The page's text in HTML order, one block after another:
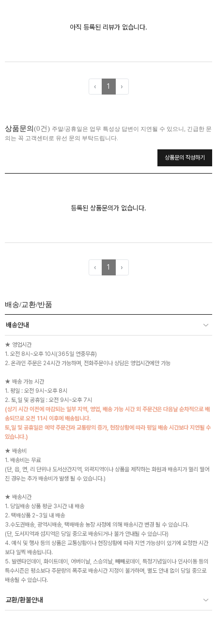
아직 등록된 리뷰가 없습니다.
‹ 1 ›
상품문의 (0건) 주말/공휴일은 업무 특성상 답변이 지연될 수 있으니, 긴급한 문
의는 꼭 고객센터로 유선 문의 부탁드립니다.
상품문의 작성하기
등록된 상품문의가 없습니다.
‹ 1 ›
배송/교환/반품
배송안내
★ 영업시간
1. 오전 8시~오후 10시(365일 연중무휴)
2. 온라인 주문은 24시간 가능하며, 전화주문이나 상담은 영업시간에만 가능
★ 배송 가능 시간
1. 평일 : 오전 9시~오후 8시
2. 토,일 및 공휴일 : 오전 9시~오후 7시
(상기 시간 이전에 마감되는 일부 지역, 영업, 배송 가능 시간 외 주문건은 다음날 순차적으로 배
송되므로 오전 11시 이후에 배송됩니다.
토,일 및 공휴일은 예약 주문건과 교통량의 증가, 현장상황에 따라 평일 배송 시간보다 지연될 수
있습니다.)
★ 배송비
1. 배송비는 무료
(단, 읍, 면, 리 단위나 도서산간지역, 외곽지역이나 상품을 제작하는 화원과 배송지가 멀리 떨어
진 경우는 추가 배송비가 발생 될 수 있습니다.)
★ 배송시간
1. 당일배송 상품 평균 3시간 내 배송
2. 택배상품 2~3일 내 배송
3.수도권배송, 광역시배송, 택배배송 농장 사정에 의해 배송시간 변경 될 수 있습니다.
(단, 도서지역과 섬지역은 당일 중으로 배송되거나 불가 안내될 수 있습니다)
4. 예식 및 행사 등의 상품은 교통상황이나 현장상황에 따라 지연 가능성이 있기에 요청한 시간
보다 일찍 배송됩니다.
5. 발렌타인데이, 화이트데이, 어버이날, 스승의날, 빼빼로데이, 특정기념일이나 인사이동 등의
특수시즌은 평소보다 주문량의 폭주로 배송시간 지정이 불가하며, 별도 안내 없이 당일 중으로
배송될 수 있습니다.
교환/환불안내